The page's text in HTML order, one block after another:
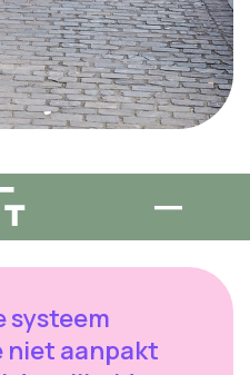
systeem
niet aanpakt